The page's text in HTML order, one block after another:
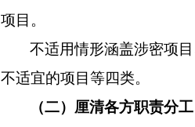
项目。
不适用情形涵盖涉密项
不适宜的项目等四类。
（二） 厘清各方职责分工